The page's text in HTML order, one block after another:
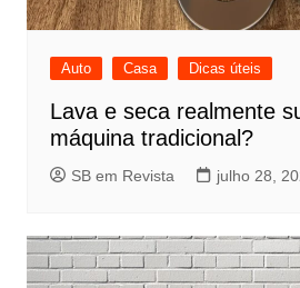
Auto Casa Dicas úteis
Lava e seca realmente
máquina tradicional?
SB em Revista julho 28,